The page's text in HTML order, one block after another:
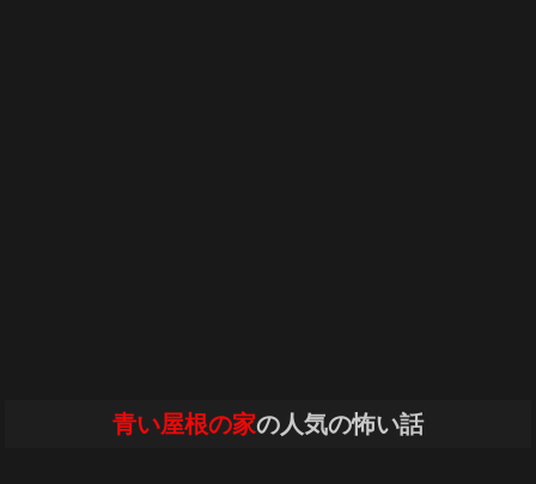
青い屋根の家の人気の怖い話